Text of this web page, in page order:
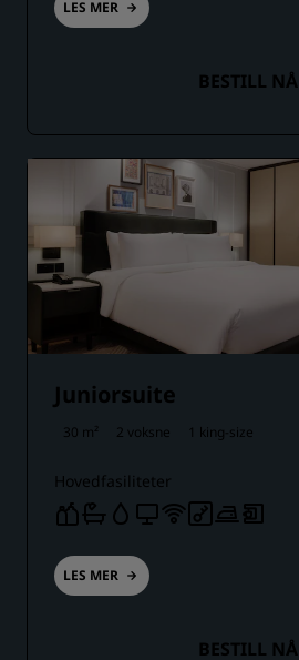
LES MER
BESTILL NÅ
Juniorsuite
30 m² 2 voksne 1 king-size
Hovedfasiliteter
LES MER
BESTILL NÅ